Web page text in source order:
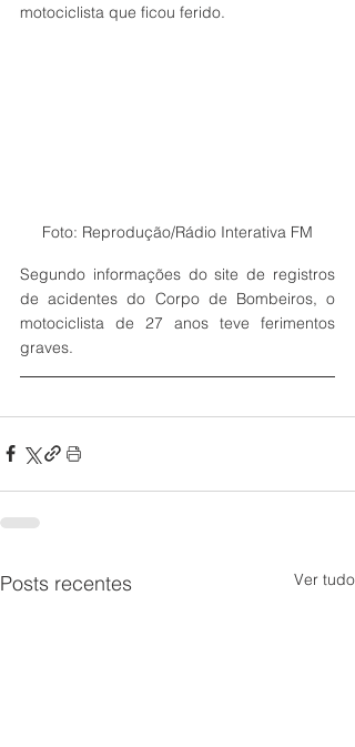
motociclista que ficou ferido.
Foto: Reprodução/Rádio Interativa FM
Segundo informações do site de registros
de acidentes do Corpo de Bombeiros, o
motociclista de 27 anos teve ferimentos
graves.
Posts recentes Ver tudo